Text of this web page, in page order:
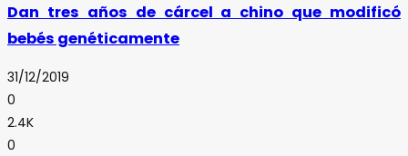
Dan tres años de cárcel a chino que modificó
bebés genéticamente
31/12/2019
0
2.4K
0